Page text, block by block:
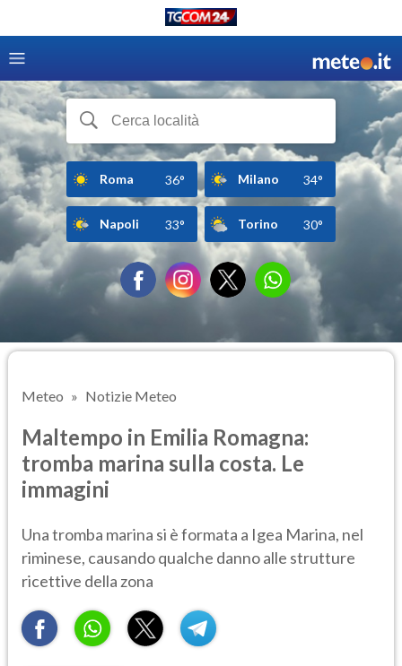
Roma 36° Milano 34°
Napoli 33° Torino 30°
Meteo Notizie Meteo
Maltempo in Emilia Romagna:
tromba marina sulla costa. Le
immagini
Una tromba marina si è formata a Igea Marina, nel
riminese, causando qualche danno alle strutture
ricettive della zona